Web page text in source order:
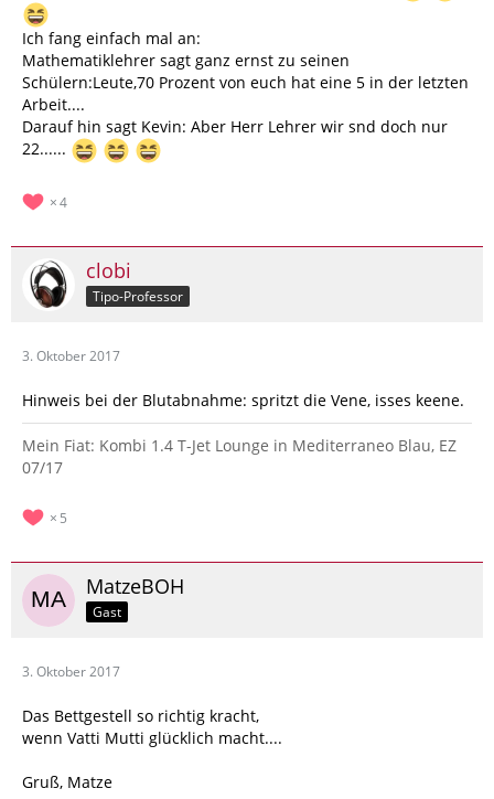
Ich fang einfach mal an:
Mathematiklehrer sagt ganz ernst zu seinen
Schülern:Leute,70 Prozent von euch hat eine 5 in der letzten
Arbeit....
Darauf hin sagt Kevin: Aber Herr Lehrer wir snd doch nur
22......
4
clobi
Tipo-Professor
3. Oktober 2017
Hinweis bei der Blutabnahme: spritzt die Vene, isses keene.
Mein Fiat: Kombi 1.4 T-Jet Lounge in Mediterraneo Blau, EZ
07/17
5
MatzeBOH
Gast
3. Oktober 2017
Das Bettgestell so richtig kracht,
wenn Vatti Mutti glücklich macht....
Gruß, Matze